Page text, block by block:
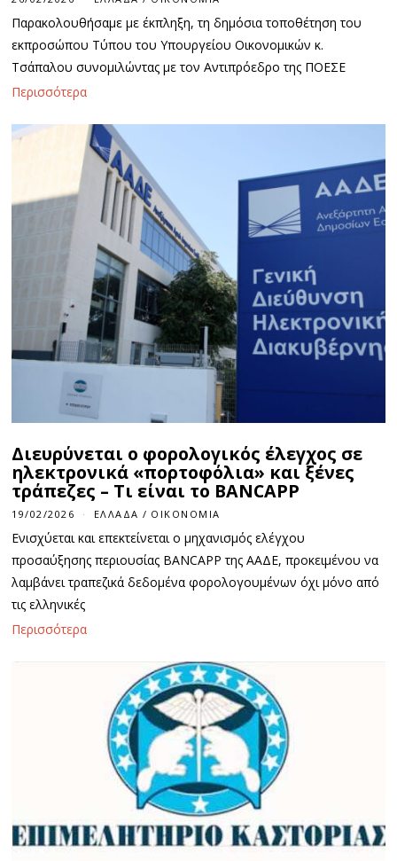
Παρακολουθήσαμε με έκπληξη, τη δημόσια τοποθέτηση του
εκπροσώπου Τύπου του Υπουργείου Οικονομικών κ.
Τσάπαλου συνομιλώντας με τον Αντιπρόεδρο της ΠΟΕΣΕ
Περισσότερα
Διευρύνεται ο φορολογικός έλεγχος σε
ηλεκτρονικά «πορτοφόλια» και ξένες
τράπεζες – Τι είναι το BANCAPP
19/02/2026 ΕΛΛΆΔΑ / ΟΙΚΟΝΟΜΊΑ
Ενισχύεται και επεκτείνεται ο μηχανισμός ελέγχου
προσαύξησης περιουσίας BANCAPP της ΑΑΔΕ, προκειμένου να
λαμβάνει τραπεζικά δεδομένα φορολογουμένων όχι μόνο από
τις ελληνικές
Περισσότερα